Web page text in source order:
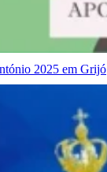
2025 em Grijó